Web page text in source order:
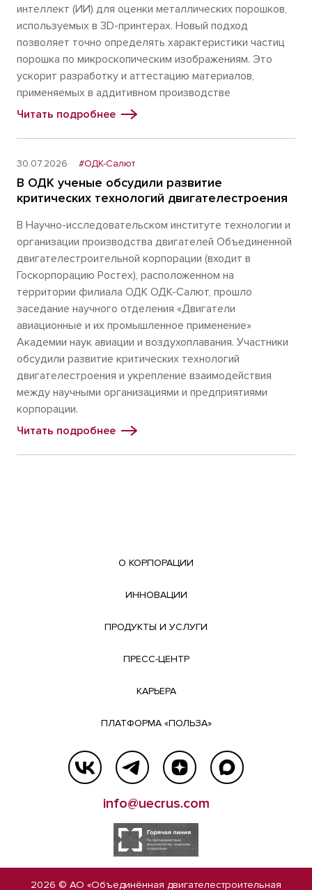
интеллект (ИИ) для оценки металлических порошков,
используемых в 3D-принтерах. Новый подход
позволяет точно определять характеристики частиц
порошка по микроскопическим изображениям. Это
ускорит разработку и аттестацию материалов,
применяемых в аддитивном производстве
Читать подробнее
30.07.2026 #ОДК-Салют
В ОДК ученые обсудили развитие
критических технологий двигателестроения
В Научно-исследовательском институте технологии и
организации производства двигателей Объединенной
двигателестроительной корпорации (входит в
Госкорпорацию Ростех), расположенном на
территории филиала ОДК ОДК-Салют, прошло
заседание научного отделения «Двигатели
авиационные и их промышленное применение»
Академии наук авиации и воздухоплавания. Участники
обсудили развитие критических технологий
двигателестроения и укрепление взаимодействия
между научными организациями и предприятиями
корпорации.
Читать подробнее
О КОРПОРАЦИИ
ИННОВАЦИИ
ПРОДУКТЫ И УСЛУГИ
ПРЕСС-ЦЕНТР
КАРЬЕРА
ПЛАТФОРМА «ПОЛЬЗА»
info@uecrus.com
2026 © АО «Объединённая двигателестроительная